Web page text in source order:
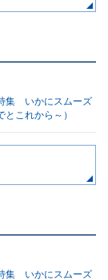
集 いかにスムーズ
これから～）
集 いかにスムーズ